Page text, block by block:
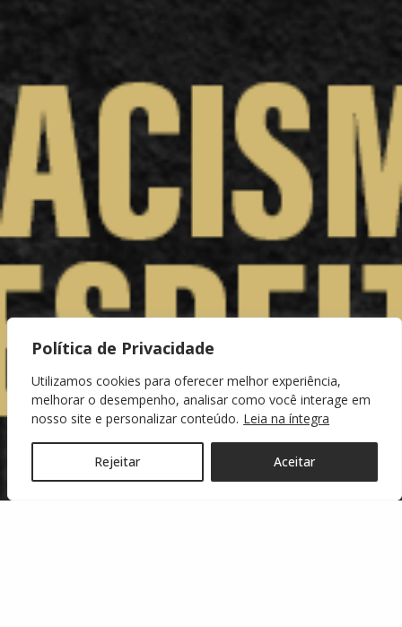
Política de Privacidade
Utilizamos cookies para oferecer melhor experiência,
melhorar o desempenho, analisar como você interage em
nosso site e personalizar conteúdo. Leia na íntegra
Rejeitar Aceitar